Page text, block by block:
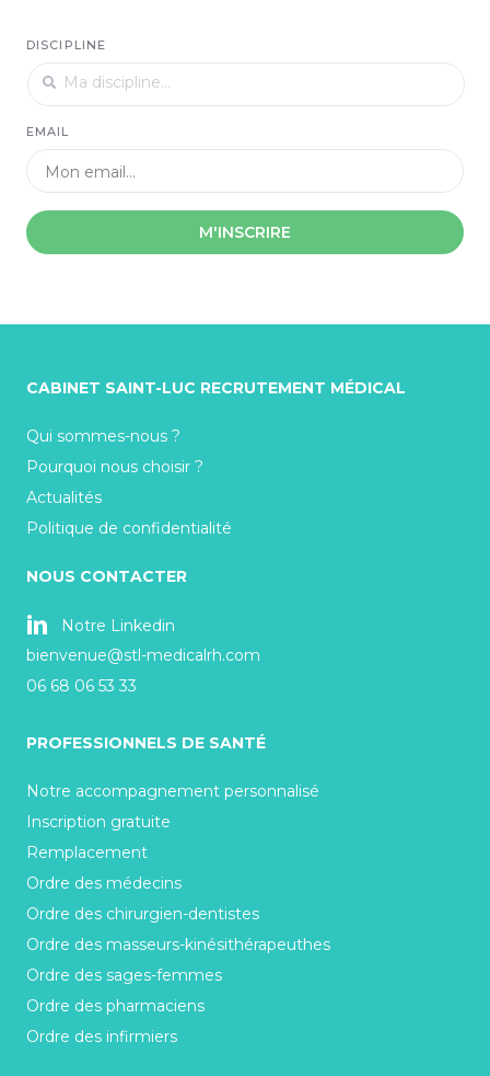
DISCIPLINE
EMAIL
M'INSCRIRE
CABINET SAINT-LUC RECRUTEMENT MÉDICAL
Qui sommes-nous ?
Pourquoi nous choisir ?
Actualités
Politique de confidentialité
NOUS CONTACTER
Notre Linkedin
bienvenue@stl-medicalrh.com
06 68 06 53 33
PROFESSIONNELS DE SANTÉ
Notre accompagnement personnalisé
Inscription gratuite
Remplacement
Ordre des médecins
Ordre des chirurgien-dentistes
Ordre des masseurs-kinésithérapeuthes
Ordre des sages-femmes
Ordre des pharmaciens
Ordre des infirmiers